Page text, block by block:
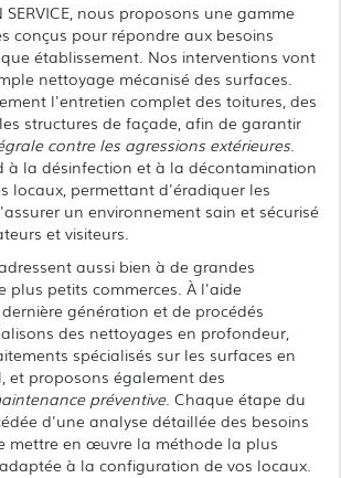
SERVICE, nous proposons une gamme
conçus pour répondre aux besoins
établissement. Nos interventions vont
nettoyage mécanisé des surfaces.
l'entretien complet des toitures, des
structures de façade, afin de garantir
contre les agressions extérieures.
à la désinfection et à la décontamination
locaux, permettant d'éradiquer les
un environnement sain et sécurisé
et visiteurs.
aussi bien à de grandes
plus petits commerces. À l'aide
génération et de procédés
des nettoyages en profondeur,
spécialisés sur les surfaces en
et proposons également des
préventive. Chaque étape du
d'une analyse détaillée des besoins
mettre en œuvre la méthode la plus
à la configuration de vos locaux.